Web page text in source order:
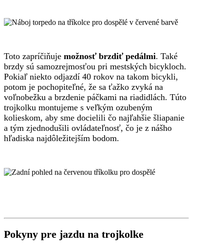
Toto zapríčiňuje možnosť brzdiť pedálmi. Také
brzdy sú samozrejmosťou pri mestských bicykloch.
Pokiaľ niekto odjazdí 40 rokov na takom bicykli,
potom je pochopiteľné, že sa ťažko zvyká na
voľnobežku a brzdenie páčkami na riadidlách. Túto
trojkolku montujeme s veľkým ozubeným
kolieskom, aby sme docielili čo najľahšie šliapanie
a tým zjednodušili ovládateľnosť, čo je z nášho
hľadiska najdôležitejším bodom.
Pokyny pre jazdu na trojkolke